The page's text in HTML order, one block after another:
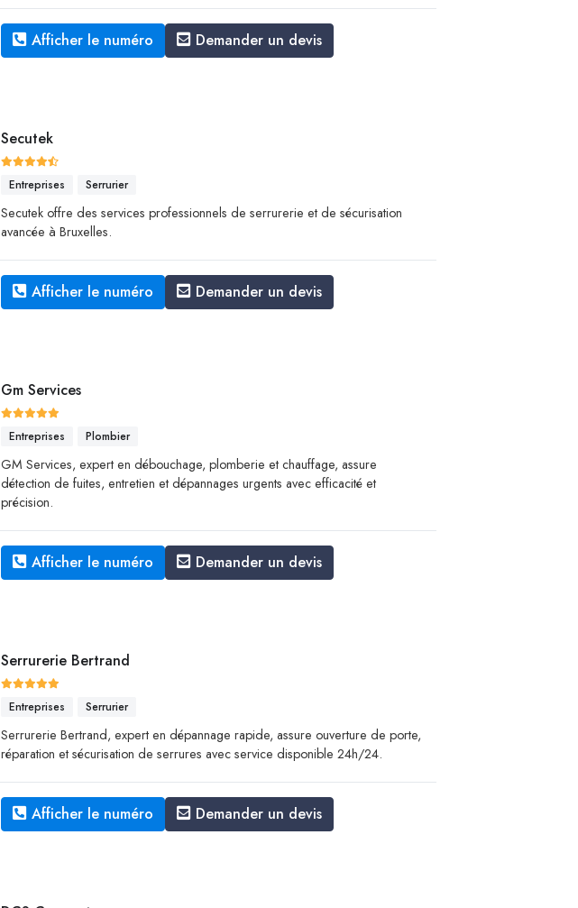
Afficher le numéro Demander un devis
Secutek
Entreprises Serrurier
Secutek offre des services professionnels de serrurerie et de sécurisation
avancée à Bruxelles.
Afficher le numéro Demander un devis
Gm Services
Entreprises Plombier
GM Services, expert en débouchage, plomberie et chauffage, assure
détection de fuites, entretien et dépannages urgents avec efficacité et
précision.
Afficher le numéro Demander un devis
Serrurerie Bertrand
Entreprises Serrurier
Serrurerie Bertrand, expert en dépannage rapide, assure ouverture de porte,
réparation et sécurisation de serrures avec service disponible 24h/24.
Afficher le numéro Demander un devis